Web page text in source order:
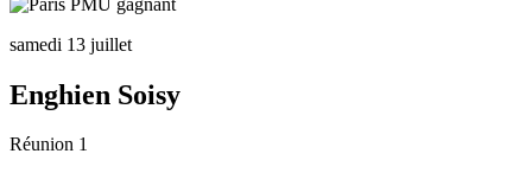
samedi 13 juillet
Enghien Soisy
Réunion 1